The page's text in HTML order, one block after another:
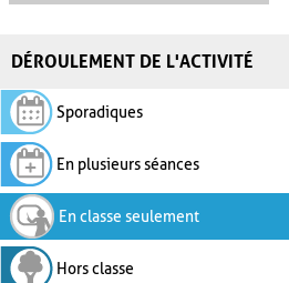
DÉROULEMENT DE L'ACTIVITÉ
Sporadiques
En plusieurs séances
En classe seulement
Hors classe